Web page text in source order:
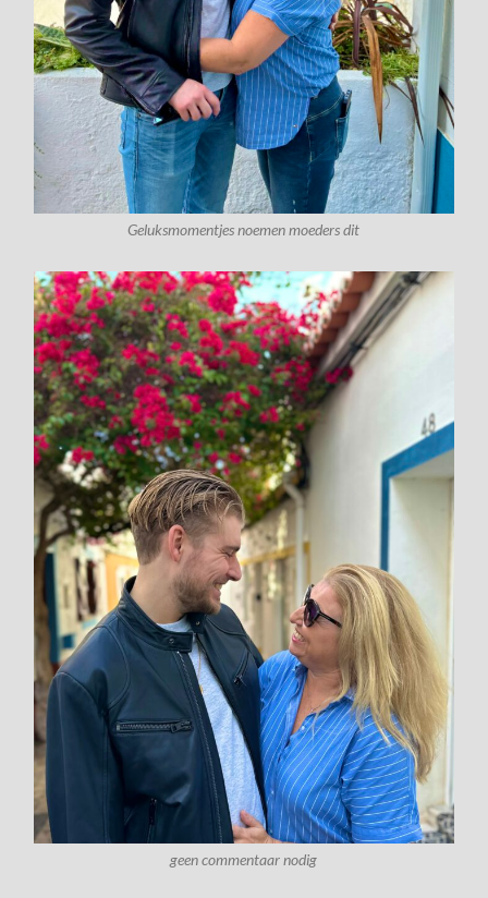
Geluksmomentjes noemen moeders dit
geen commentaar nodig